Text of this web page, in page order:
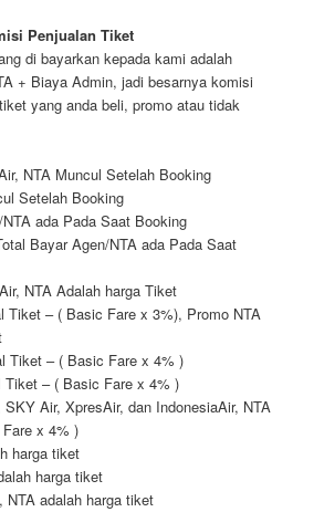
Penjualan Tiket
di bayarkan kepada kami adalah
+ Biaya Admin, jadi besarnya komisi
yang anda beli, promo atau tidak
NTA Muncul Setelah Booking
Setelah Booking
ada Pada Saat Booking
Bayar Agen/NTA ada Pada Saat
NTA Adalah harga Tiket
Tiket – ( Basic Fare x 3%), Promo NTA
Tiket – ( Basic Fare x 4% )
– ( Basic Fare x 4% )
Air, XpresAir, dan IndonesiaAir, NTA
x 4% )
harga tiket
harga tiket
adalah harga tiket